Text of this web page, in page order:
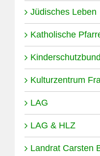
Jüdisches Leben
Katholische
Kinderschutzbund
Kulturzentrum
LAG
LAG & HLZ
Landrat Carsten